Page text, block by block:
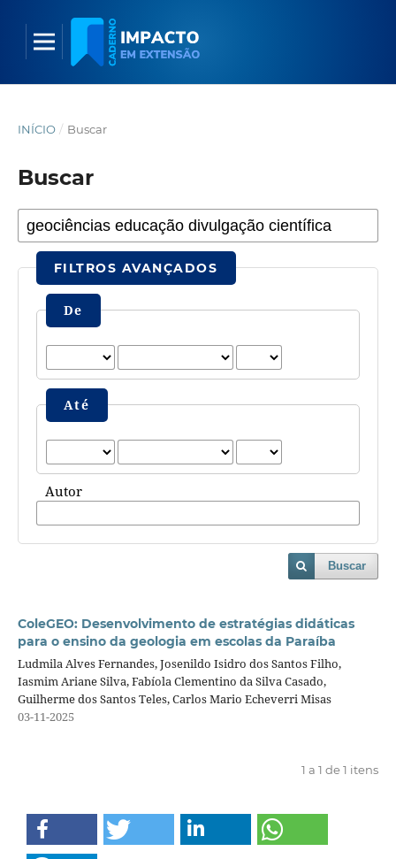
INÍCIO / Buscar
Buscar
FILTROS AVANÇADOS
De
Até
Autor
Buscar
ColeGEO: Desenvolvimento de estratégias didáticas
para o ensino da geologia em escolas da Paraíba
Ludmila Alves Fernandes, Josenildo Isidro dos Santos Filho,
Iasmim Ariane Silva, Fabíola Clementino da Silva Casado,
Guilherme dos Santos Teles, Carlos Mario Echeverri Misas
03-11-2025
1 a 1 de 1 itens